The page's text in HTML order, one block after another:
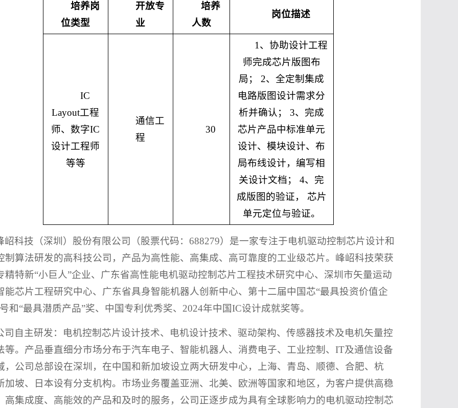
培养岗
位类型
开放专
业
培养
人数
岗位描述
IC
Layout工程
师、数字IC
设计工程师
等等
通信工
程
30
1、协助设计工程
师完成芯片版图布
局； 2、全定制集成
电路版图设计需求分
析并确认； 3、完成
芯片产品中标准单元
设计、模块设计、布
局布线设计，编写相
关设计文档； 4、完
成版图的验证， 芯片
单元定位与验证。
岹科技（深圳）股份有限公司（股票代码：688279）是一家专注于电机驱动控制芯片设计和
制算法研发的高科技公司，产品为高性能、高集成、高可靠度的工业级芯片。峰岹科技荣获
精特新“小巨人”企业、广东省高性能电机驱动控制芯片工程技术研究中心、深圳市矢量运动
能芯片工程研究中心、广东省具身智能机器人创新中心、第十二届中国芯“最具投资价值企
和“最具潜质产品”奖、中国专利优秀奖、2024年中国IC设计成就奖等。
司自主研发：电机控制芯片设计技术、电机设计技术、驱动架构、传感器技术及电机矢量控
等。产品垂直细分市场分布于汽车电子、智能机器人、消费电子、工业控制、IT及通信设备
，公司总部设在深圳，在中国和新加坡设立两大研发中心，上海、青岛、顺德、合肥、杭
加坡、日本设有分支机构。市场业务覆盖亚洲、北美、欧洲等国家和地区，为客户提供高稳
高集成度、高能效的产品和及时的服务，公司正逐步成为具有全球影响力的电机驱动控制芯